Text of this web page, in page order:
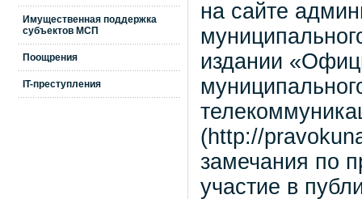
Имущественная поддержка
субъектов МСП
Поощрения
IT-преступления
на сайте
издании
(http://
замечания по
участие в